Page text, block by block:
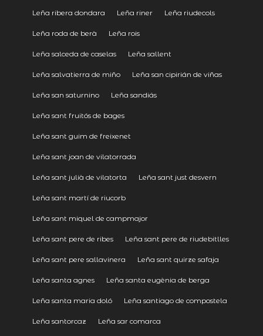
Leña ribera dondara Leña riner Leña riudecols
Leña roda de berà Leña rois
Leña salceda de caselas Leña sallent
Leña salvatierra de miño Leña san cipirián de viñas
Leña san saturnino Leña sandiás
Leña sant fruitós de bages
Leña sant guim de freixenet
Leña sant joan de vilatorrada
Leña sant julià de vilatorta Leña sant just desvern
Leña sant martí de riucorb
Leña sant miquel de campmajor
Leña sant pere de ribes Leña sant pere de riudebitlles
Leña sant pere sallavinera Leña sant quirze safaja
Leña santa agnes Leña santa eugènia de berga
Leña santa maria doló Leña santiago de compostela
Leña santorcaz Leña sar comarca